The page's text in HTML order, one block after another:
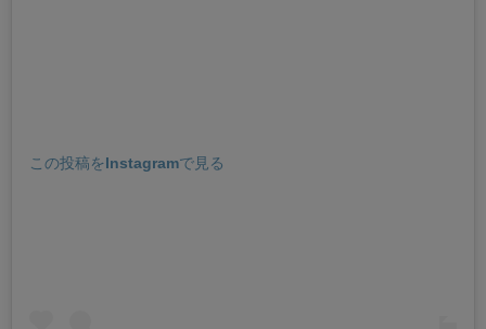
この投稿をInstagramで見る